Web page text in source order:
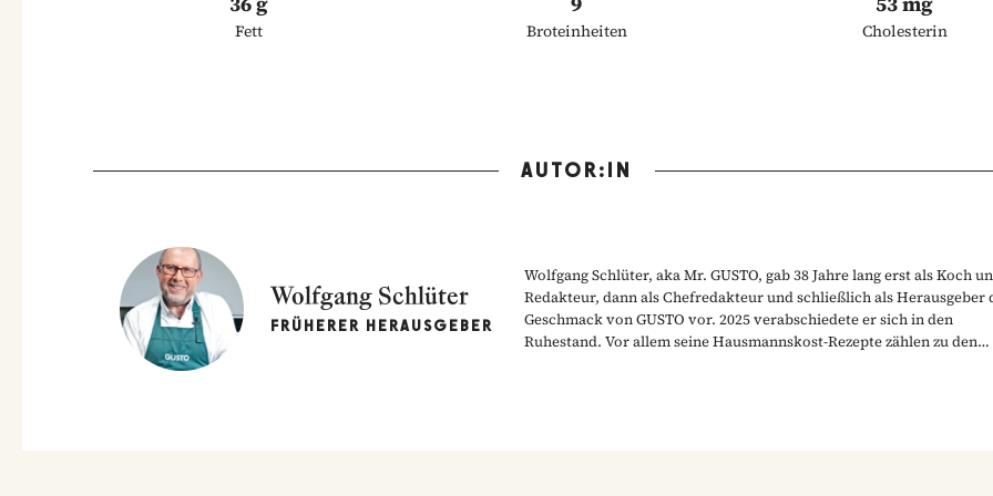
Fett Broteinheiten Cholesterin
AUTOR:IN
Wolfgang Schlüter
FRÜHERER HERAUSGEBER
Wolfgang Schlüter, aka Mr. GUSTO, gab 38 Jahre lang erst als Koch
Redakteur, dann als Chefredakteur und schließlich als Herausgeber
Geschmack von GUSTO vor. 2025 verabschiedete er sich in den
Ruhestand. Vor allem seine Hausmannskost-Rezepte zählen zu den